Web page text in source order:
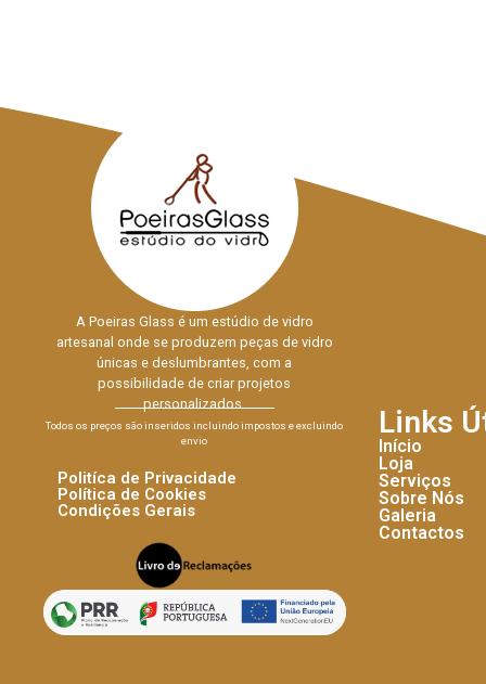
A Poeiras Glass é um estúdio de vidro
artesanal onde se produzem peças de vidro
únicas e deslumbrantes, com a
possibilidade de criar projetos
personalizados.
Todos os preços são inseridos incluindo impostos e excluindo
envio
Politíca de Privacidade
Política de Cookies
Condições Gerais
Links
Início
Loja
Serviços
Sobre Nós
Galeria
Contactos